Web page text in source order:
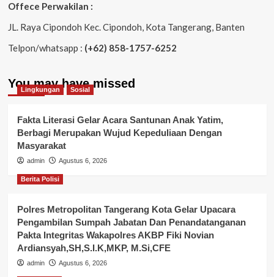
Offece Perwakilan :
JL. Raya Cipondoh Kec. Cipondoh, Kota Tangerang, Banten
Telpon/whatsapp : (+62) 858-1757-6252
You may have missed
Lingkungan Sosial
Fakta Literasi Gelar Acara Santunan Anak Yatim,
Berbagi Merupakan Wujud Kepeduliaan Dengan
Masyarakat
admin Agustus 6, 2026
Berita Polisi
Polres Metropolitan Tangerang Kota Gelar Upacara
Pengambilan Sumpah Jabatan Dan Penandatanganan
Pakta Integritas Wakapolres AKBP Fiki Novian
Ardiansyah,SH,S.I.K,MKP, M.Si,CFE
admin Agustus 6, 2026